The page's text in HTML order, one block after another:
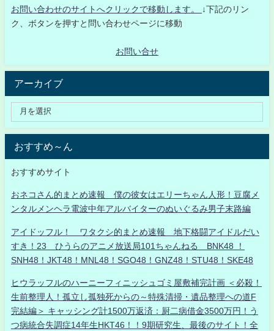
お問い合わせのサイトへクリックで移動します。
↓下記のリン
ク、ボタンを押すと問い合わせページに移動
お問い合せ
アーカイブ
おすすめ～ん
おすすめサイト
おネコさん的まとめ速報 僕の彼女はエリーちゃん人形！豆腐メ
ンタルメンヘラ電波中年アルバイターのぬいぐるみ男子末路編
アイドッフル！ ワタクシ的まとめ速報 地下格闘アイドルだい
すき！23 ひうらのアニメ放送局101ちゃんねる BNK48 ！
SNH48！JKT48！MNL48！SGO48！GNZ48！STU48！SKE48
ヒウラッフルのハーニーフィニッシュゴミ屋敷補完計画 ＜必殺！
生前整理人！孤立し孤独死からの～特殊清掃・遺品整理への道F
完結編＞ キャッシング計1500万返済：厨二病借金3500万円！う
つ病統合失調症14年生HKT46！！9期研究生、最後のサイト！全